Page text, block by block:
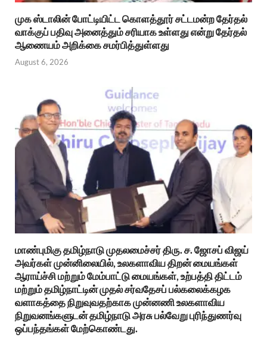
முக ஸ்டாலின் போட்டியிட்ட கொளத்தூர் சட்டமன்ற தேர்தல்
வாக்குப் பதிவு அனைத்தும் சரியாக உள்ளது என்று தேர்தல்
ஆணையம் அறிக்கை சமர்பித்துள்ளது
August 6, 2026
மாண்புமிகு தமிழ்நாடு முதலமைச்சர் திரு. ச. ஜோசப் விஜய்
அவர்கள் முன்னிலையில், உலகளாவிய திறன் மையங்கள்
ஆராய்ச்சி மற்றும் மேம்பாட்டு மையங்கள், உற்பத்தி திட்டம்
மற்றும் தமிழ்நாட்டின் முதல் சர்வதேசப் பல்கலைக்கழக
வளாகத்தை நிறுவுவதற்காக முன்னணி உலகளாவிய
நிறுவனங்களுடன் தமிழ்நாடு அரசு பல்வேறு புரிந்துணர்வு
ஒப்பந்தங்கள் மேற்கொண்டது.